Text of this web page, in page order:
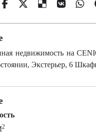
недвижимость на
Экстерьер, 6
2